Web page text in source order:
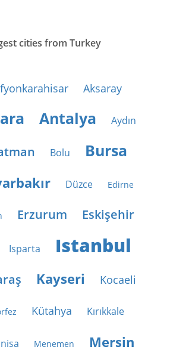
cities from Turkey
Aksaray
Antalya Aydın
Bolu Bursa
Düzce Edirne
Erzurum Eskişehir
Isparta Istanbul
Kayseri Kocaeli
Kütahya Kırıkkale
Menemen Mersin